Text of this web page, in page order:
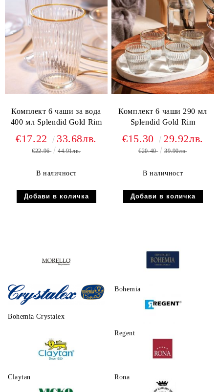
Комплект 6 чаши за вода
400 мл Splendid Gold Rim
€17.22 33.68лв.
€22.96 44.91лв.
В наличност
Комплект 6 чаши 290 мл
Splendid Gold Rim
€15.30 29.92лв.
€20.40 39.90лв.
В наличност
Morello Bohemia Crystalite
Bohemia Crystalex
Regent
Claytаn Rona